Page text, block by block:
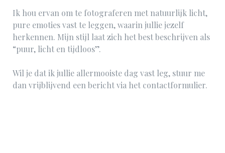
Ik hou ervan om te fotograferen met natuurlijk licht,
pure emoties vast te leggen, waarin jullie jezelf
herkennen. Mijn stijl laat zich het best beschrijven als
“puur, licht en tijdloos”.
Wil je dat ik jullie allermooiste dag vast leg, stuur me
dan vrijblijvend een bericht via het contactformulier.